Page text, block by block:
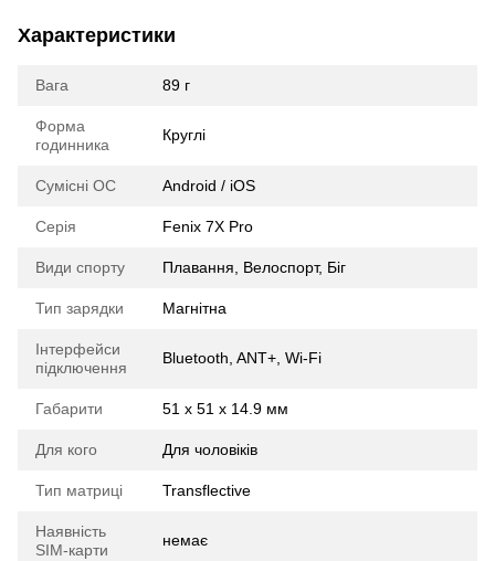
Характеристики
Вага 89 г
Форма
годинника
Круглі
Сумісні ОС Android / iOS
Серія Fenix 7X Pro
Види спорту Плавання, Велоспорт, Біг
Тип зарядки Магнітна
Інтерфейси
підключення
Bluetooth, ANT+, Wi-Fi
Габарити 51 х 51 х 14.9 мм
Для кого Для чоловіків
Тип матриці Transflective
Наявність
SIM-карти
немає